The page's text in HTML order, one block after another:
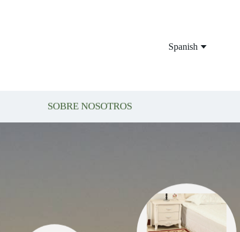
Spanish
SOBRE NOSOTROS